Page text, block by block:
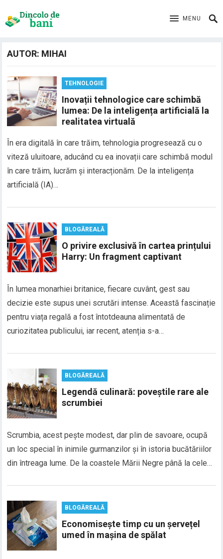
MENU
AUTOR: MIHAI
TEHNOLOGIE
Inovații tehnologice care schimbă
lumea: De la inteligența artificială la
realitatea virtuală
În era digitală în care trăim, tehnologia progresează cu o
viteză uluitoare, aducând cu ea inovații care schimbă modul
în care trăim, lucrăm și interacționăm. De la inteligența
artificială (IA)…
BLOGĂREALĂ
O privire exclusivă în cartea prințului
Harry: Un fragment captivant
În lumea monarhiei britanice, fiecare cuvânt, gest sau
decizie este supus unei scrutări intense. Această fascinație
pentru viața regală a fost întotdeauna alimentată de
curiozitatea publicului, iar recent, atenția s-a…
BLOGĂREALĂ
Legendă culinară: poveștile rare ale
scrumbiei
Scrumbia, acest pește modest, dar plin de savoare, ocupă
un loc special în inimile gurmanzilor și în istoria bucătăriilor
din întreaga lume. De la coastele Mării Negre până la cele…
BLOGĂREALĂ
Economisește timp cu un șervețel
umed în mașina de spălat